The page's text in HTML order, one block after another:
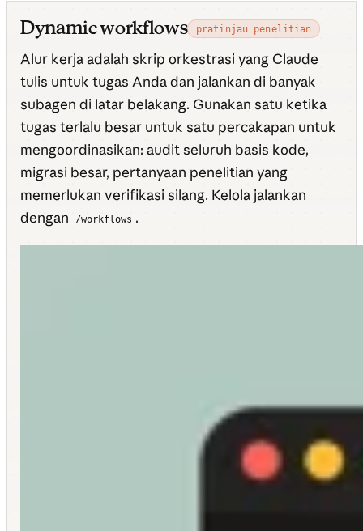
Dynamic workflows pratinjau penelitian
Alur kerja adalah skrip orkestrasi yang Claude
tulis untuk tugas Anda dan jalankan di banyak
subagen di latar belakang. Gunakan satu ketika
tugas terlalu besar untuk satu percakapan untuk
mengoordinasikan: audit seluruh basis kode,
migrasi besar, pertanyaan penelitian yang
memerlukan verifikasi silang. Kelola jalankan
dengan
/workflows .